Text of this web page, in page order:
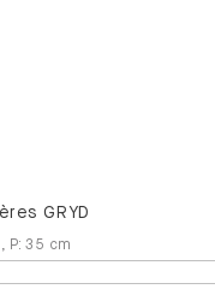
GRYD
, P:35 cm